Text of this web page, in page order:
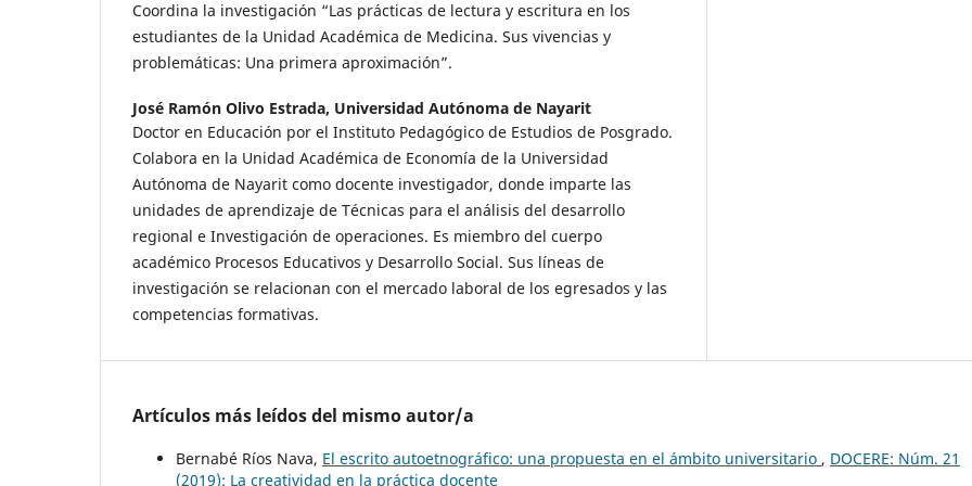
Coordina la investigación “Las prácticas de lectura y escritura en los
estudiantes de la Unidad Académica de Medicina. Sus vivencias y
problemáticas: Una primera aproximación”.
José Ramón Olivo Estrada, Universidad Autónoma de Nayarit
Doctor en Educación por el Instituto Pedagógico de Estudios de Posgrado.
Colabora en la Unidad Académica de Economía de la Universidad
Autónoma de Nayarit como docente investigador, donde imparte las
unidades de aprendizaje de Técnicas para el análisis del desarrollo
regional e Investigación de operaciones. Es miembro del cuerpo
académico Procesos Educativos y Desarrollo Social. Sus líneas de
investigación se relacionan con el mercado laboral de los egresados y las
competencias formativas.
Artículos más leídos del mismo autor/a
Bernabé Ríos Nava, El escrito autoetnográfico: una propuesta en el ámbito universitario , DOCERE: Núm. 21
(2019): La creatividad en la práctica docente